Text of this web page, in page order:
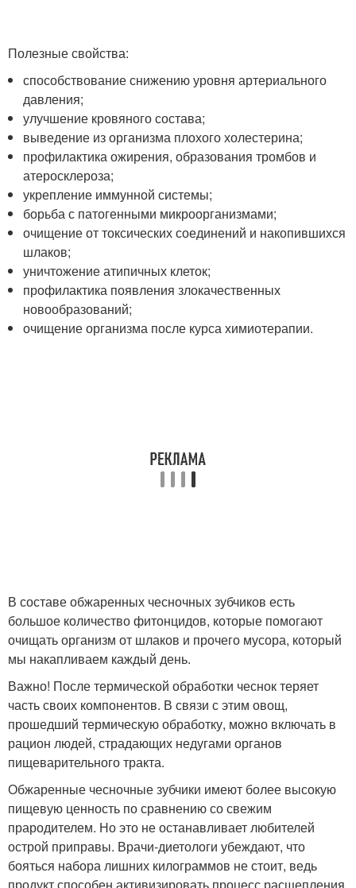
Полезные свойства:
способствование снижению уровня артериального
давления;
улучшение кровяного состава;
выведение из организма плохого холестерина;
профилактика ожирения, образования тромбов и
атеросклероза;
укрепление иммунной системы;
борьба с патогенными микроорганизмами;
очищение от токсических соединений и накопившихся
шлаков;
уничтожение атипичных клеток;
профилактика появления злокачественных
новообразований;
очищение организма после курса химиотерапии.
В составе обжаренных чесночных зубчиков есть
большое количество фитонцидов, которые помогают
очищать организм от шлаков и прочего мусора, который
мы накапливаем каждый день.
Важно! После термической обработки чеснок теряет
часть своих компонентов. В связи с этим овощ,
прошедший термическую обработку, можно включать в
рацион людей, страдающих недугами органов
пищеварительного тракта.
Обжаренные чесночные зубчики имеют более высокую
пищевую ценность по сравнению со свежим
прародителем. Но это не останавливает любителей
острой приправы. Врачи-диетологи убеждают, что
бояться набора лишних килограммов не стоит, ведь
продукт способен активизировать процесс расщепления